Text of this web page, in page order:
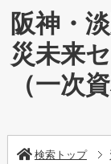
阪神・
災未来
（一次
検索トップ